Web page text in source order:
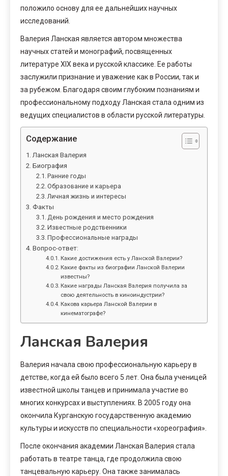
положило основу для ее дальнейших научных
исследований.
Валерия Ланская является автором множества
научных статей и монографий, посвященных
литературе XIX века и русской классике. Ее работы
заслужили признание и уважение как в России, так и
за рубежом. Благодаря своим глубоким познаниям и
профессиональному подходу Ланская стала одним из
ведущих специалистов в области русской литературы.
Содержание
Ланская Валерия
Биография
Ранние годы
Образование и карьера
Личная жизнь и интересы
Факты
День рождения и место рождения
Известные родственники
Профессиональные награды
Вопрос-ответ:
Какие достижения есть у Ланской Валерии?
Какие факты из биографии Ланской Валерии
известны?
Какие награды Ланская Валерия получила за
свою деятельность в киноиндустрии?
Какова карьера Ланской Валерии в
кинематографе?
Ланская Валерия
Валерия начала свою профессиональную карьеру в
детстве, когда ей было всего 5 лет. Она была ученицей
известной школы танцев и принимала участие во
многих конкурсах и выступлениях. В 2005 году она
окончила Курганскую государственную академию
культуры и искусств по специальности «хореография».
После окончания академии Ланская Валерия стала
работать в театре танца, где продолжила свою
танцевальную карьеру. Она также занималась